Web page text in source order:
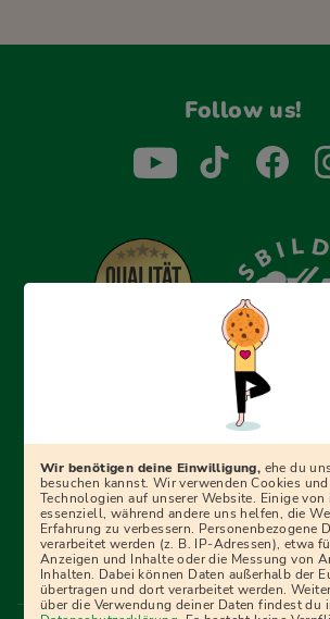
Follow us!
Erfolgreich bewerben mit
begleiten dich Schritt für Schritt bei
Ratgebern und Prüfungspaketen,
Videokursen und vielem mehr. Für
wollen!
Menü Fußleiste
Wir benötigen deine Einwilligung, ehe du
besuchen kannst. Wir verwenden Cookies
Technologien auf unserer Website. Einige von
essenziell, während andere uns helfen, die
Erfahrung zu verbessern. Personenbezogene
verarbeitet werden (z. B. IP-Adressen), etwa
Anzeigen und Inhalte oder die Messung von
Inhalten. Dabei können Daten außerhalb der
übertragen und dort verarbeitet werden.
über die Verwendung deiner Daten findest du